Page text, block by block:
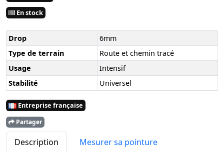
En stock
Drop
6mm
Type de terrain
Route et chemin tracé
Usage
Intensif
Stabilité
Universel
Entreprise française
Partager
Description
Mesurer sa pointure